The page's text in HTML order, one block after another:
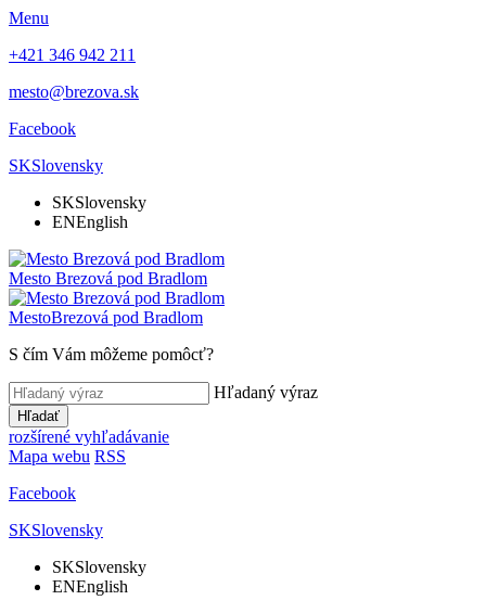
Menu
+421 346 942 211
mesto@brezova.sk
Facebook
SKSlovensky
SKSlovensky
ENEnglish
Mesto Brezová pod Bradlom
MestoBrezová pod Bradlom
S čím Vám môžeme pomôcť?
Hľadaný výraz
Hľadať
rozšírené vyhľadávanie
Mapa webu RSS
Facebook
SKSlovensky
SKSlovensky
ENEnglish